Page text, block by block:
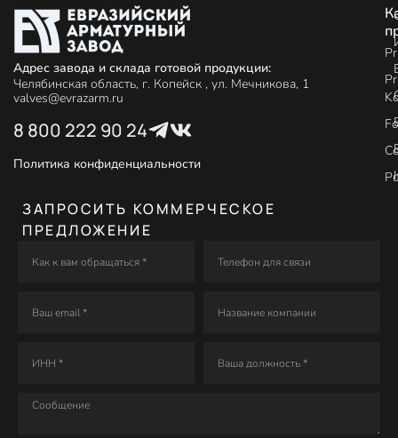
Адрес завода и склада готовой продукции:
Челябинская область, г. Копейск , ул. Мечникова, 1
valves@evrazarm.ru
8 800 222 90 24
Политика конфиденциальности
ЗАПРОСИТЬ КОММЕРЧЕСКОЕ
ПРЕДЛОЖЕНИЕ